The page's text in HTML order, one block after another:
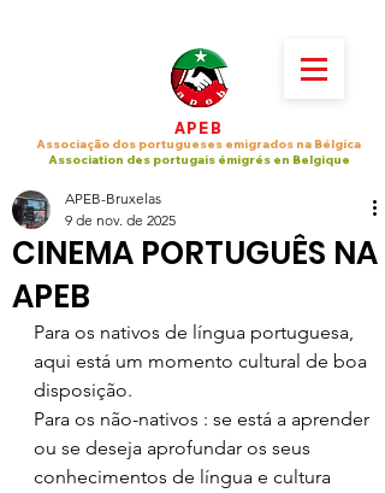
APEB
Associação dos portugueses emigrados na Bélgica
Association des portugais émigrés en Belgique
CINEMA PORTUGUÊS NA
APEB
APEB-Bruxelas
9 de nov. de 2025
Para os nativos de língua portuguesa,
aqui está um momento cultural de boa
disposição.
Para os não-nativos : se está a aprender
ou se deseja aprofundar os seus
conhecimentos de língua e cultura